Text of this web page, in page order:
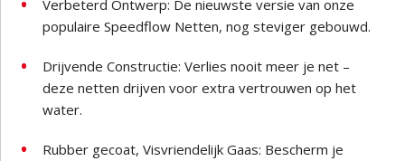
Verbeterd Ontwerp: De nieuwste versie van onze
populaire Speedflow Netten, nog steviger gebouwd.
Drijvende Constructie: Verlies nooit meer je net –
deze netten drijven voor extra vertrouwen op het
water.
Rubber gecoat, Visvriendelijk Gaas: Bescherm je